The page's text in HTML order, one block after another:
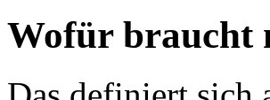
Wofür braucht